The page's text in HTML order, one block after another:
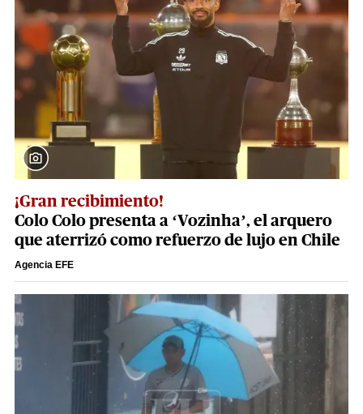
¡Gran recibimiento!
Colo Colo presenta a ‘Vozinha’, el arquero
que aterrizó como refuerzo de lujo en Chile
Agencia EFE